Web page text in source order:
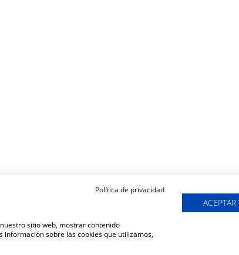
Política de privacidad
sitio web, mostrar contenido
sobre las cookies que utilizamos,